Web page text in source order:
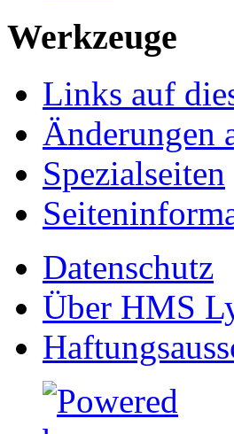
Werkzeuge
Links auf
Änderungen
Spezialseiten
Datenschutz
Über HMS